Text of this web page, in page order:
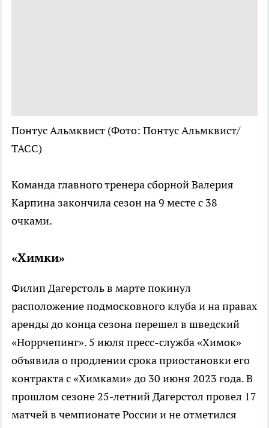
Понтус Альмквист (Фото: Понтус Альмквист/
ТАСС)
Команда главного тренера сборной Валерия
Карпина закончила сезон на 9 месте с 38
очками.
«Химки»
Филип Дагерстоль в марте покинул
расположение подмосковного клуба и на правах
аренды до конца сезона перешел в шведский
«Норрчепинг». 5 июля пресс-служба «Химок»
объявила о продлении срока приостановки его
контракта с «Химками» до 30 июня 2023 года. В
прошлом сезоне 25-летний Дагерстол провел 17
матчей в чемпионате России и не отметился